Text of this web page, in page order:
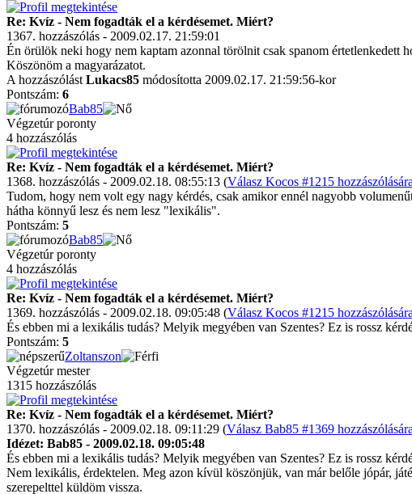
Re: Kvíz - Nem fogadták el a kérdésemet. Miért?
1367. hozzászólás - 2009.02.17. 21:59:01
Én örülök neki hogy nem kaptam azonnal törölnit csak spanom értetlenkedett
Köszönöm a magyarázatot.
A hozzászólást Lukacs85 módosította 2009.02.17. 21:59:56-kor
Pontszám: 6
Bab85
Végzetúr poronty
4 hozzászólás
Re: Kvíz - Nem fogadták el a kérdésemet. Miért?
1368. hozzászólás - 2009.02.18. 08:55:13 (Válasz Kocos #1215
Tudom, hogy nem volt egy nagy kérdés, csak amikor ennél nagyobb
hátha könnyű lesz és nem lesz "lexikális".
Pontszám: 5
Bab85
Végzetúr poronty
4 hozzászólás
Re: Kvíz - Nem fogadták el a kérdésemet. Miért?
1369. hozzászólás - 2009.02.18. 09:05:48 (Válasz Kocos #1215
És ebben mi a lexikális tudás? Melyik megyében van Szentes? Ez is rossz
Pontszám: 5
Zoltanszon
Végzetúr mester
1315 hozzászólás
Re: Kvíz - Nem fogadták el a kérdésemet. Miért?
1370. hozzászólás - 2009.02.18. 09:11:29 (Válasz Bab85 #1369
Idézet: Bab85 - 2009.02.18. 09:05:48
És ebben mi a lexikális tudás? Melyik megyében van Szentes? Ez is rossz
Nem lexikális, érdektelen. Meg azon kívül köszönjük, van már belőle jópár,
szerepelttel küldöm vissza.